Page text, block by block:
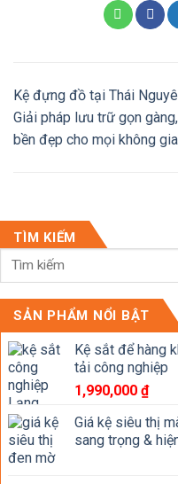
Kệ đựng đồ tại Thái
Giải pháp lưu trữ gọn gàng,
bền đẹp cho mọi không
TÌM KIẾM
SẢN PHẨM NỔI BẬT
Kệ sắt để hàng
tải công nghiệp
1,990,000 ₫
Giá kệ siêu thị
sang trọng &